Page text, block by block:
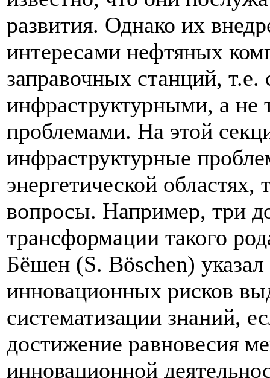
развития. Однако их
интересами нефтяных
заправочных станций,
инфраструктурными, а не
проблемами. На этой
инфраструктурные
энергетической
вопросы. Например, три
трансформации такого
Бёшен (S. Böschen)
инновационных рисков
систематизации знаний,
достижение равновесия
инновационной